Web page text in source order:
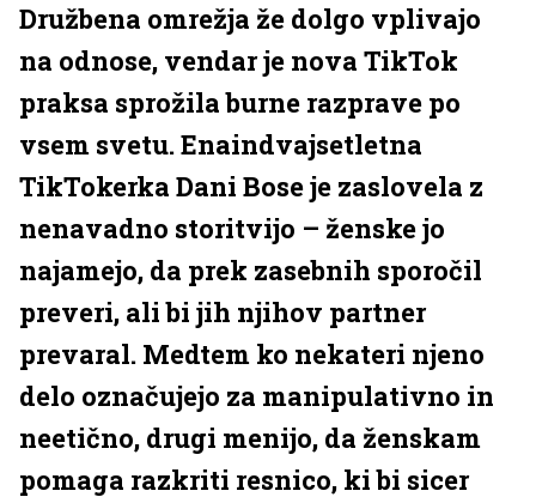
Družbena omrežja že dolgo vplivajo
na odnose, vendar je nova TikTok
praksa sprožila burne razprave po
vsem svetu. Enaindvajsetletna
TikTokerka Dani Bose je zaslovela z
nenavadno storitvijo – ženske jo
najamejo, da prek zasebnih sporočil
preveri, ali bi jih njihov partner
prevaral. Medtem ko nekateri njeno
delo označujejo za manipulativno in
neetično, drugi menijo, da ženskam
pomaga razkriti resnico, ki bi sicer